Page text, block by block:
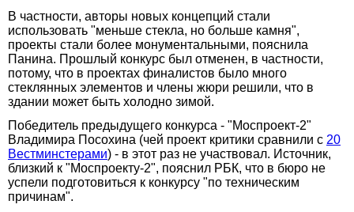
В частности, авторы новых концепций стали
использовать "меньше стекла, но больше камня",
проекты стали более монументальными, пояснила
Панина. Прошлый конкурс был отменен, в частности,
потому, что в проектах финалистов было много
стеклянных элементов и члены жюри решили, что в
здании может быть холодно зимой.
Победитель предыдущего конкурса - "Моспроект-2"
Владимира Посохина (чей проект критики сравнили с 20
Вестминстерами) - в этот раз не участвовал. Источник,
близкий к "Моспроекту-2", пояснил РБК, что в бюро не
успели подготовиться к конкурсу "по техническим
причинам".